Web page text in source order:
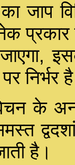
जाप
निर्भर
के
है।